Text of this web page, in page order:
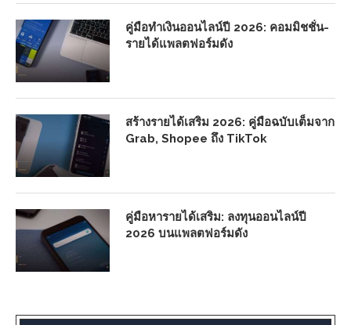
คู่มือทำเงินออนไลน์ปี 2026: คอมมิชชั่น-
รายได้แพลตฟอร์มดัง
สร้างรายได้เสริม 2026: คู่มือฉบับเต็มจาก
Grab, Shopee ถึง TikTok
คู่มือหารายได้เสริม: ลงทุนออนไลน์ปี
2026 บนแพลตฟอร์มดัง